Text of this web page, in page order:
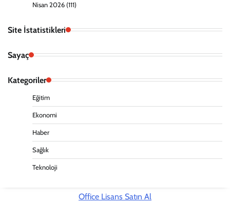
Nisan 2026 (111)
Site İstatistikleri
Sayaç
Kategoriler
Eğitim
Ekonomi
Haber
Sağlık
Teknoloji
Office Lisans Satın Al